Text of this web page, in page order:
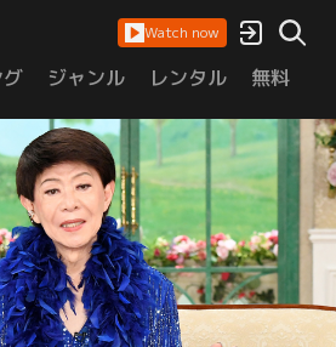
Watch now
ジャンル レンタル 無料